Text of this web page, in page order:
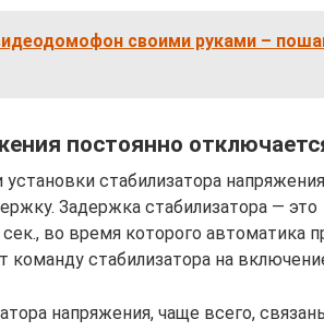
своими руками –
постоянно
стабилизатора
Задержка стабилизатора — это
во время которого автоматика
команду стабилизатора на
напряжения, чаще всего,